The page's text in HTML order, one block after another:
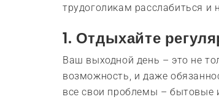
трудоголикам расслабиться
1. Отдыхайте
Ваш выходной день – это не
возможность, и даже
все свои проблемы – бытовые